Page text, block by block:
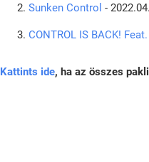
Sunken Control -
CONTROL IS BACK!
Kattints ide, ha az összes